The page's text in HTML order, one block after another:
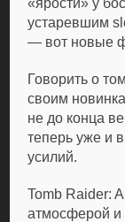
«ярости» у
устаревшим
— вот новые
Говорить о
своим
не до конца
теперь уже и
усилий.
Tomb Raider:
атмосферой и